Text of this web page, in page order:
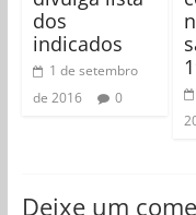
dos
indicados
1 de setembro
de 2016
0
Deixe um